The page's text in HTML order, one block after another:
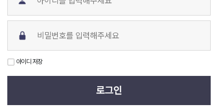
아이디 저장
로그인